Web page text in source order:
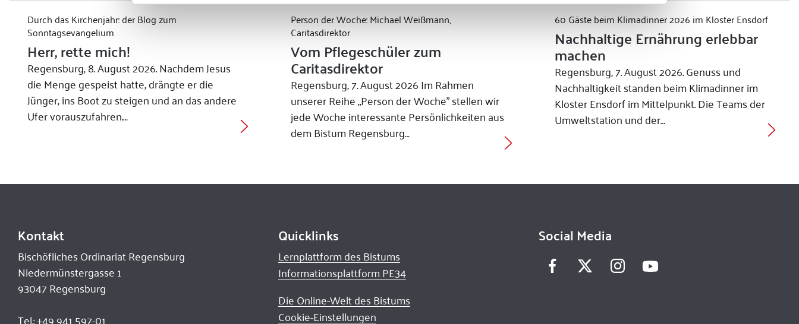
Durch das Kirchenjahr: der Blog zum
Sonntagsevangelium
Herr, rette mich!
Regensburg, 8. August 2026. Nachdem Jesus
die Menge gespeist hatte, drängte er die
Jünger, ins Boot zu steigen und an das andere
Ufer vorauszufahren.…
Person der Woche: Michael Weißmann,
Caritasdirektor
Vom Pflegeschüler zum
Caritasdirektor
Regensburg, 7. August 2026 Im Rahmen
unserer Reihe „Person der Woche” stellen wir
jede Woche interessante Persönlichkeiten aus
dem Bistum Regensburg…
60 Gäste beim Klimadinner 2026 im Kloster Ensdorf
Nachhaltige Ernährung erlebbar
machen
Regensburg, 7. August 2026. Genuss und
Nachhaltigkeit standen beim Klimadinner im
Kloster Ensdorf im Mittelpunkt. Die Teams der
Umweltstation und der…
Kontakt
Bischöfliches Ordinariat Regensburg
Niedermünstergasse 1
93047 Regensburg
Tel.:+49 941 597-01
Quicklinks
Lernplattform des Bistums
Informationsplattform PE34
Die Online-Welt des Bistums
Cookie-Einstellungen
Social Media